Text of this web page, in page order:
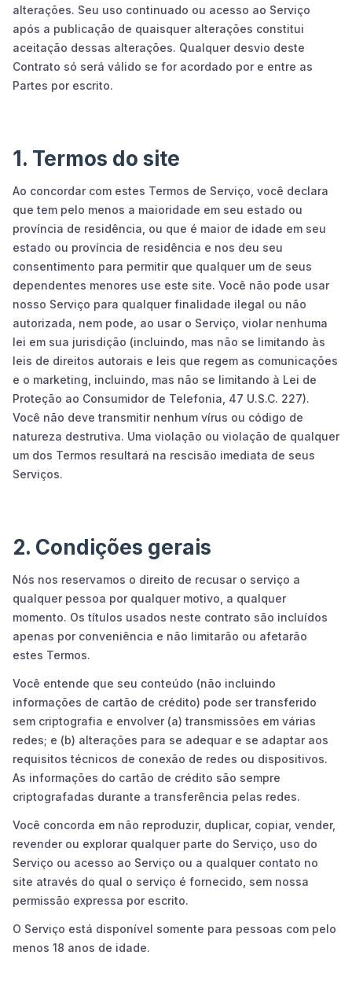
alterações. Seu uso continuado ou acesso ao Serviço
após a publicação de quaisquer alterações constitui
aceitação dessas alterações. Qualquer desvio deste
Contrato só será válido se for acordado por e entre as
Partes por escrito.
1. Termos do site
Ao concordar com estes Termos de Serviço, você declara
que tem pelo menos a maioridade em seu estado ou
província de residência, ou que é maior de idade em seu
estado ou província de residência e nos deu seu
consentimento para permitir que qualquer um de seus
dependentes menores use este site. Você não pode usar
nosso Serviço para qualquer finalidade ilegal ou não
autorizada, nem pode, ao usar o Serviço, violar nenhuma
lei em sua jurisdição (incluindo, mas não se limitando às
leis de direitos autorais e leis que regem as comunicações
e o marketing, incluindo, mas não se limitando à Lei de
Proteção ao Consumidor de Telefonia, 47 U.S.C. 227).
Você não deve transmitir nenhum vírus ou código de
natureza destrutiva. Uma violação ou violação de qualquer
um dos Termos resultará na rescisão imediata de seus
Serviços.
2. Condições gerais
Nós nos reservamos o direito de recusar o serviço a
qualquer pessoa por qualquer motivo, a qualquer
momento. Os títulos usados neste contrato são incluídos
apenas por conveniência e não limitarão ou afetarão
estes Termos.
Você entende que seu conteúdo (não incluindo
informações de cartão de crédito) pode ser transferido
sem criptografia e envolver (a) transmissões em várias
redes; e (b) alterações para se adequar e se adaptar aos
requisitos técnicos de conexão de redes ou dispositivos.
As informações do cartão de crédito são sempre
criptografadas durante a transferência pelas redes.
Você concorda em não reproduzir, duplicar, copiar, vender,
revender ou explorar qualquer parte do Serviço, uso do
Serviço ou acesso ao Serviço ou a qualquer contato no
site através do qual o serviço é fornecido, sem nossa
permissão expressa por escrito.
O Serviço está disponível somente para pessoas com pelo
menos 18 anos de idade.